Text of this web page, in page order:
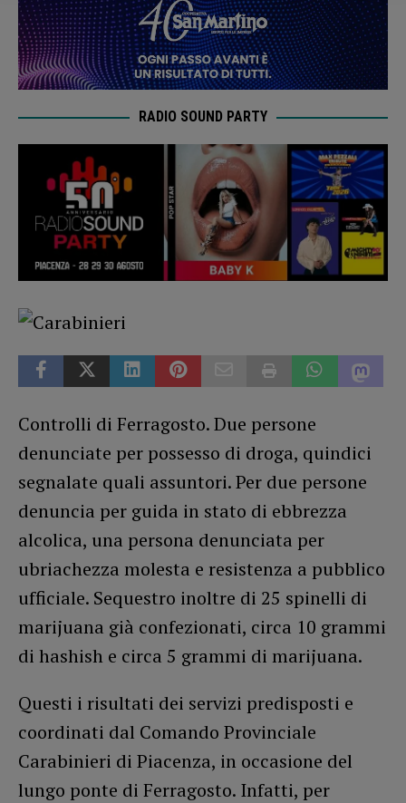
RADIO SOUND PARTY
Controlli di Ferragosto. Due persone
denunciate per possesso di droga, quindici
segnalate quali assuntori. Per due persone
denuncia per guida in stato di ebbrezza
alcolica, una persona denunciata per
ubriachezza molesta e resistenza a pubblico
ufficiale. Sequestro inoltre di 25 spinelli di
marijuana già confezionati, circa 10 grammi
di hashish e circa 5 grammi di marijuana.
Questi i risultati dei servizi predisposti e
coordinati dal Comando Provinciale
Carabinieri di Piacenza, in occasione del
lungo ponte di Ferragosto. Infatti, per